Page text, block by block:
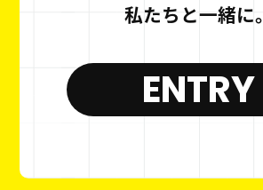
私たちと一緒に。
ENTRY